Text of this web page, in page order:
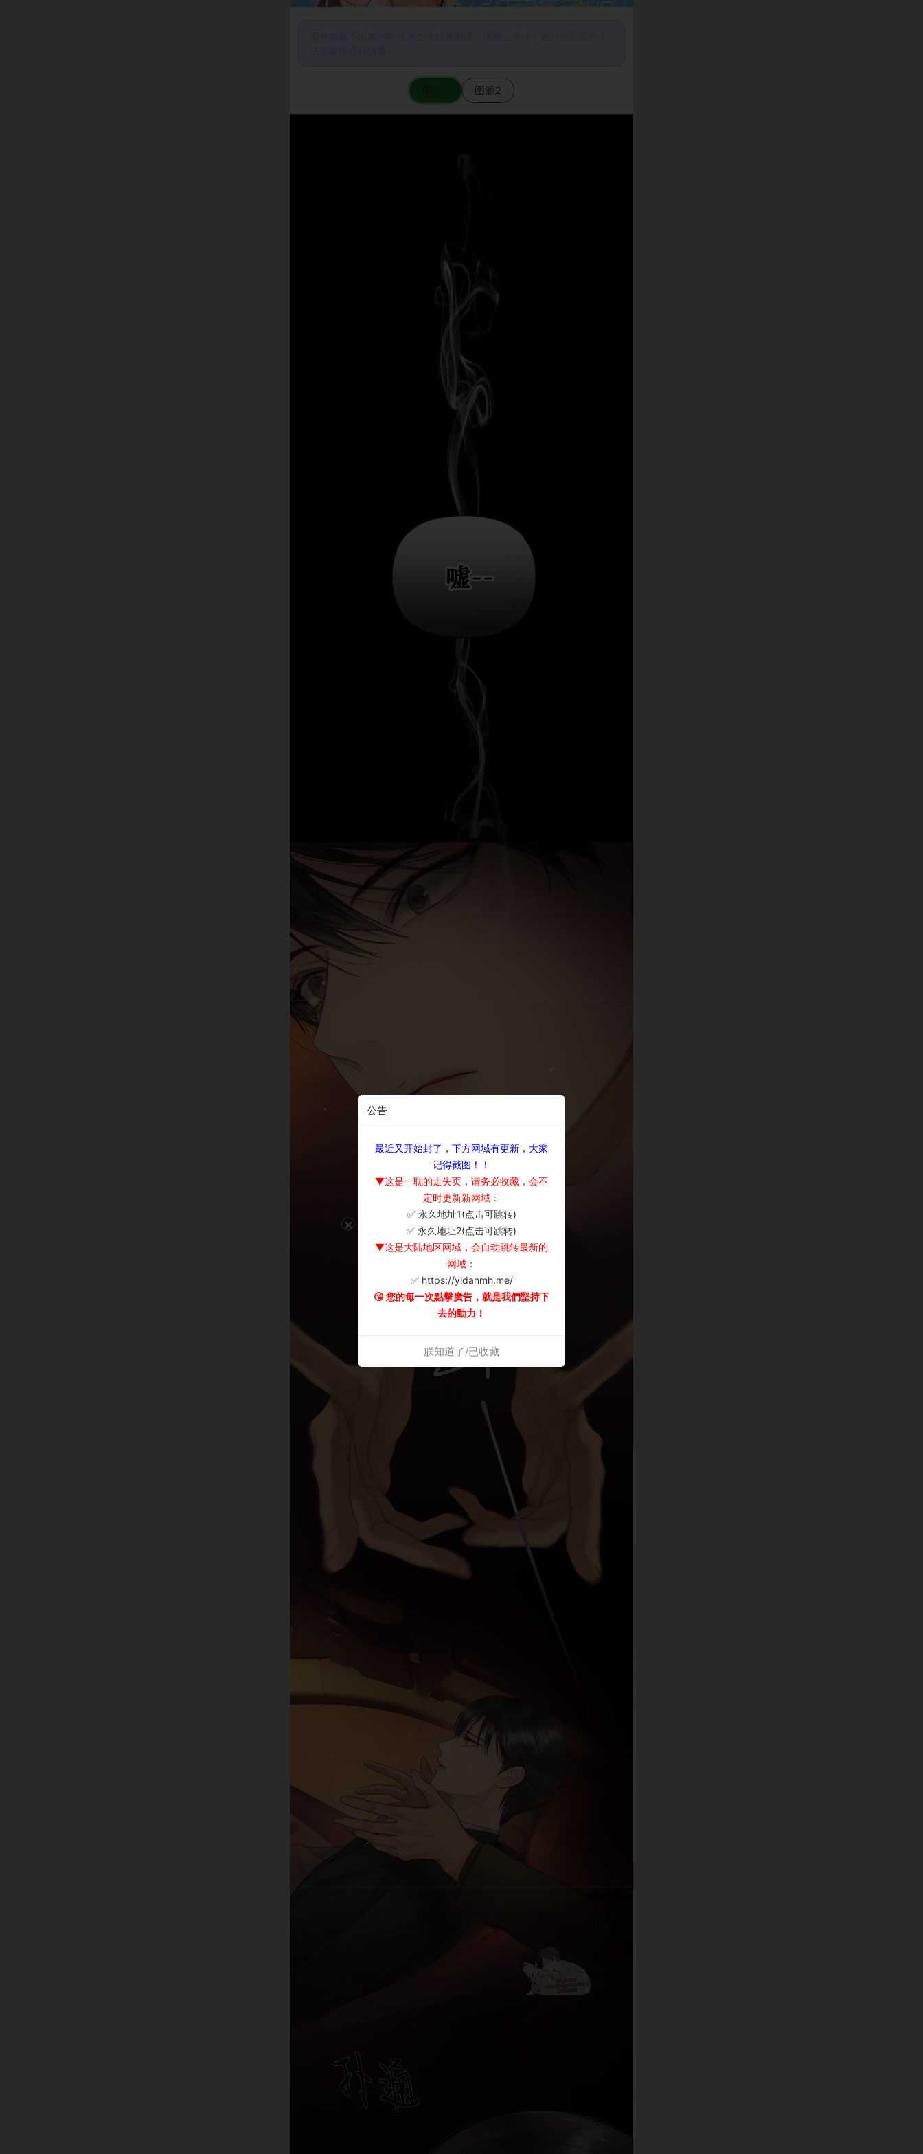
图源2
公告
最近又开始封了，下方网域有更新，大家
记得截图！！
▼这是一耽的走失页，请务必收藏，会不
定时更新新网域：
✅ 永久地址1(点击可跳转)
✅ 永久地址2(点击可跳转)
▼这是大陆地区网域，会自动跳转最新的
网域：
✅ https://yidanmh.me/
😘 您的每一次點擊廣告，就是我們堅持下
去的動力！
朕知道了/已收藏
×